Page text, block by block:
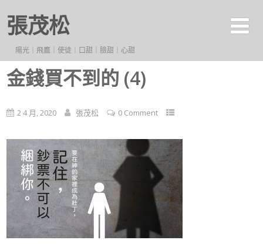
張茂松
陽光｜飛鷹｜使徒｜口甜｜臉甜｜心甜
金錢買不到的 (4)
2 4 月, 2020 張茂松 0 Comment